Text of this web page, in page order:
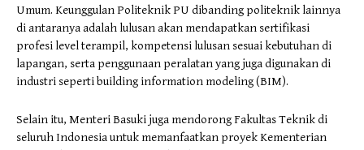
Umum. Keunggulan Politeknik PU dibanding politeknik lainnya
di antaranya adalah lulusan akan mendapatkan sertifikasi
profesi level terampil, kompetensi lulusan sesuai kebutuhan di
lapangan, serta penggunaan peralatan yang juga digunakan di
industri seperti building information modeling (BIM).
Selain itu, Menteri Basuki juga mendorong Fakultas Teknik di
seluruh Indonesia untuk memanfaatkan proyek Kementerian